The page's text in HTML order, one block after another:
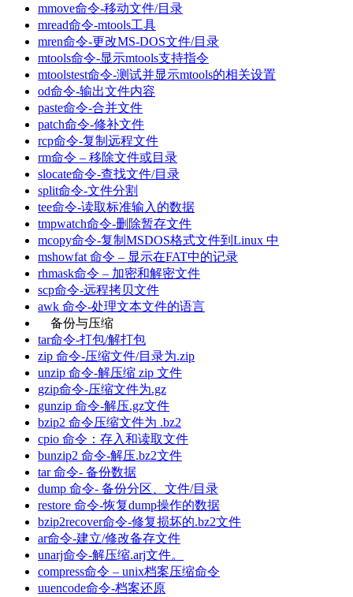
mmove命令-移动文件/目录
mread命令-mtools工具
mren命令-更改MS-DOS文件/目录
mtools命令-显示mtools支持指令
mtoolstest命令-测试并显示mtools的相关设置
od命令-输出文件内容
paste命令-合并文件
patch命令-修补文件
rcp命令-复制远程文件
rm命令 – 移除文件或目录
slocate命令-查找文件/目录
split命令-文件分割
tee命令-读取标准输入的数据
tmpwatch命令-删除暂存文件
mcopy命令-复制MSDOS格式文件到Linux 中
mshowfat 命令 – 显示在FAT中的记录
rhmask命令 – 加密和解密文件
scp命令-远程拷贝文件
awk 命令-处理文本文件的语言
备份与压缩
tar命令-打包/解打包
zip 命令-压缩文件/目录为.zip
unzip 命令-解压缩 zip 文件
gzip命令-压缩文件为.gz
gunzip 命令-解压.gz文件
bzip2 命令压缩文件为 .bz2
cpio 命令：存入和读取文件
bunzip2 命令-解压.bz2文件
tar 命令- 备份数据
dump 命令- 备份分区、文件/目录
restore 命令-恢复dump操作的数据
bzip2recover命令-修复损坏的.bz2文件
ar命令-建立/修改备存文件
unarj命令-解压缩.arj文件。
compress命令 – unix档案压缩命令
uuencode命令-档案还原